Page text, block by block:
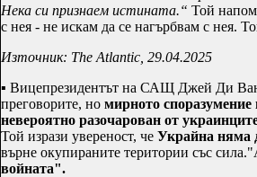
Нека си признаем истината.“ Той
с нея - не искам да се нагърбвам с нея.
Източник: The Atlantic , 29.04.2025
▪ Вицепрезидентът на САЩ Джей Ди
преговорите, но мирното споразумение
невероятно разочарован от
Той изрази увереност, че Украйна няма
върне окупираните територии със
войната".